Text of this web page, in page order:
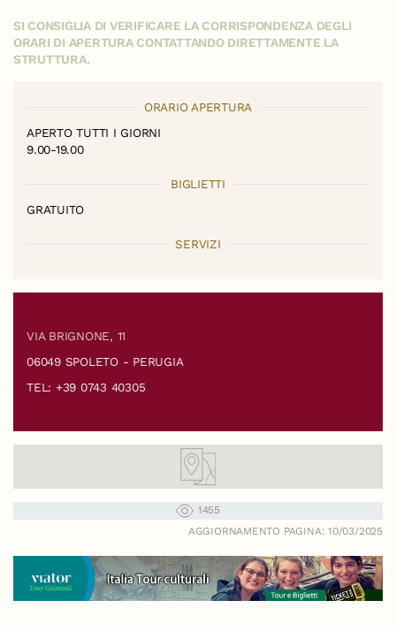
SI CONSIGLIA DI VERIFICARE LA CORRISPONDENZA DEGLI
ORARI DI APERTURA CONTATTANDO DIRETTAMENTE LA
STRUTTURA.
ORARIO APERTURA
APERTO TUTTI I GIORNI
9.00-19.00
BIGLIETTI
GRATUITO
SERVIZI
VIA BRIGNONE, 11
06049 SPOLETO - PERUGIA
TEL: +39 0743 40305
1455
AGGIORNAMENTO PAGINA: 10/03/2025